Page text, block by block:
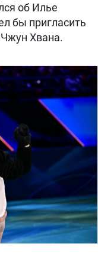
об Илье
бы пригласить
Хвана.